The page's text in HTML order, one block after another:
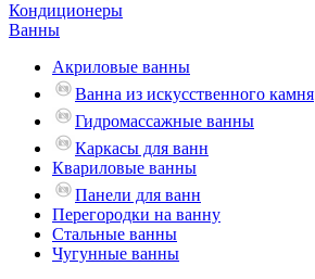
Кондиционеры
Ванны
Акриловые ванны
Ванна из искусственного камня
Гидромассажные ванны
Каркасы для ванн
Квариловые ванны
Панели для ванн
Перегородки на ванну
Стальные ванны
Чугунные ванны